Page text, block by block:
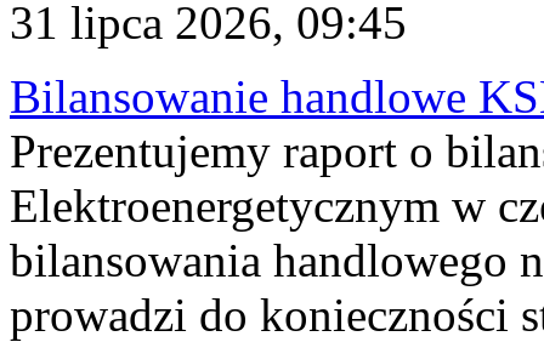
31 lipca 2026, 09:45
Bilansowanie handlowe
Prezentujemy raport o
Elektroenergetycznym w
bilansowania handlowego
prowadzi do konieczności